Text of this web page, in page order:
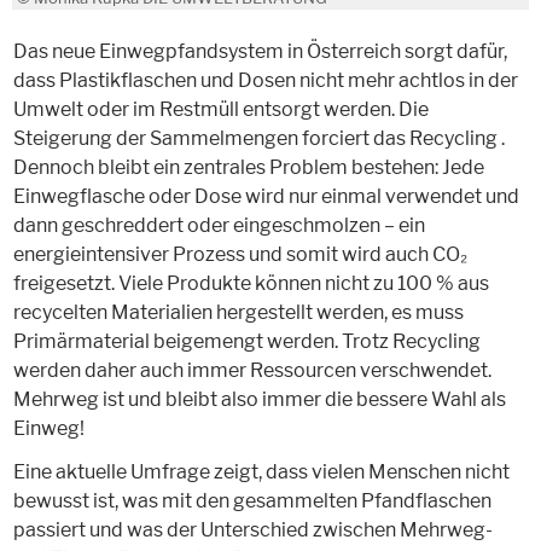
Das neue Einwegpfandsystem in Österreich sorgt dafür,
dass Plastikflaschen und Dosen nicht mehr achtlos in der
Umwelt oder im Restmüll entsorgt werden. Die
Steigerung der Sammelmengen forciert das Recycling .
Dennoch bleibt ein zentrales Problem bestehen: Jede
Einwegflasche oder Dose wird nur einmal verwendet und
dann geschreddert oder eingeschmolzen – ein
energieintensiver Prozess und somit wird auch CO₂
freigesetzt. Viele Produkte können nicht zu 100 % aus
recycelten Materialien hergestellt werden, es muss
Primärmaterial beigemengt werden. Trotz Recycling
werden daher auch immer Ressourcen verschwendet.
Mehrweg ist und bleibt also immer die bessere Wahl als
Einweg!
Eine aktuelle Umfrage zeigt, dass vielen Menschen nicht
bewusst ist, was mit den gesammelten Pfandflaschen
passiert und was der Unterschied zwischen Mehrweg-